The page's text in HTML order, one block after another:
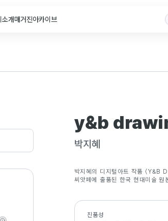
소개매거진아카이브
y&b
박지혜
박지혜의 디지털아트 작품 〈
씨앗페에 출품된 한국 현대미술 원
진품성